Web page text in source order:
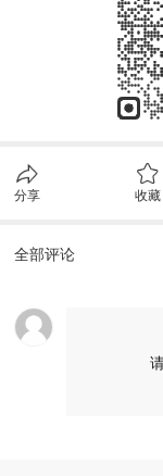
分享 收藏
全部评论